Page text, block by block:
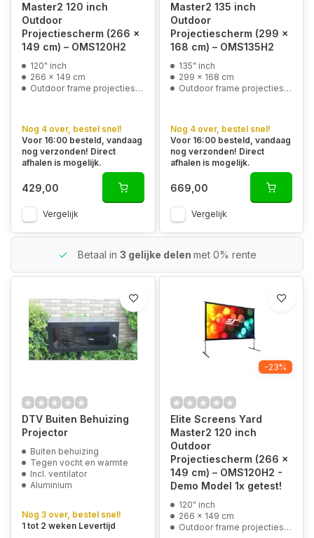
Master2 120 inch
Outdoor
Projectiescherm (266 x
149 cm) – OMS120H2
120" inch
266 x 149 cm
Outdoor frame projectiescherm
Nog 4 over, bestel snel!
Voor 16:00 besteld, vandaag
nog verzonden! Direct
afhalen is mogelijk.
429,00
Vergelijk
Master2 135 inch
Outdoor
Projectiescherm (299 x
168 cm) – OMS135H2
135" inch
299 x 168 cm
Outdoor frame projectiescherm
Nog 4 over, bestel snel!
Voor 16:00 besteld, vandaag
nog verzonden! Direct
afhalen is mogelijk.
669,00
Vergelijk
Betaal in 3 gelijke delen met 0% rente
DTV Buiten Behuizing
Projector
Buiten behuizing
Tegen vocht en warmte
Incl. ventilator
Aluminium
Nog 3 over, bestel snel!
1 tot 2 weken Levertijd
-23%
Elite Screens Yard
Master2 120 inch
Outdoor
Projectiescherm (266 x
149 cm) – OMS120H2 -
Demo Model 1x getest!
120" inch
266 x 149 cm
Outdoor frame projectiescherm